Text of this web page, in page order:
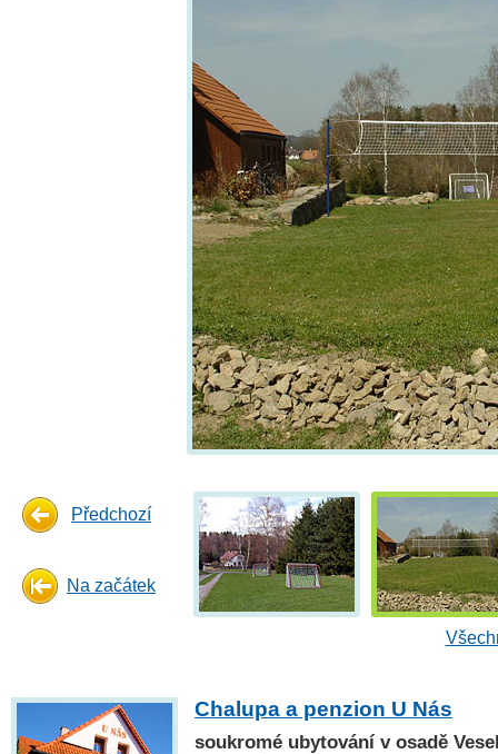
Předchozí
Na začátek
Chalupa a penzion U Nás
soukromé ubytování v osadě